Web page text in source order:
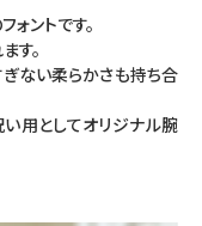
ントです。
す。
ない柔らかさも持ち合
用としてオリジナル腕